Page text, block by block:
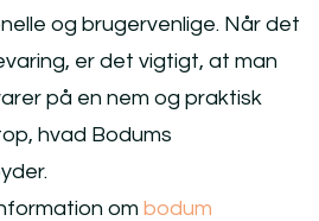
og brugervenlige. Når det
er det vigtigt, at man
på en nem og praktisk
hvad Bodums
om bodum